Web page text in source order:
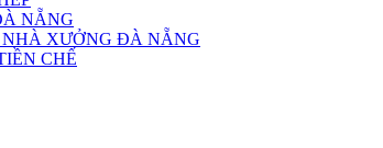
NẴNG
XƯỞNG ĐÀ NẴNG
CHẾ